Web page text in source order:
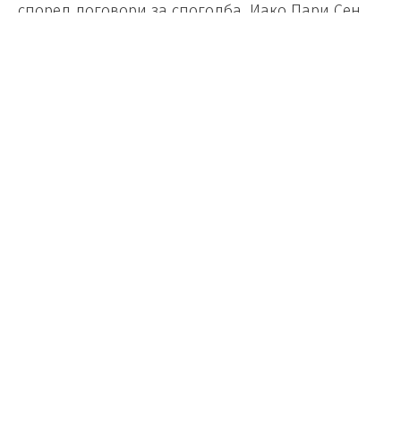
според договори за спогодба. Иако Пари Сен